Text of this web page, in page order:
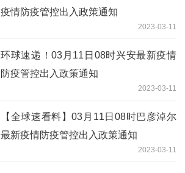
疫情防疫管控出入政策通知
2023-03-11
环球速递！03月11日08时兴安最新疫情
防疫管控出入政策通知
2023-03-11
【全球速看料】03月11日08时巴彦淖尔
最新疫情防疫管控出入政策通知
2023-03-11